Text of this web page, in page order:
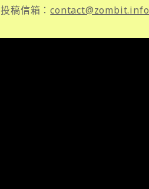
投稿信箱：contact@zombit.info